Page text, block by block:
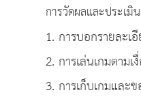
การวัดผลและประเมิ
1. การบอกรายละเ
2. การเล่นเกมตาม
3. การเก็บเกมและ